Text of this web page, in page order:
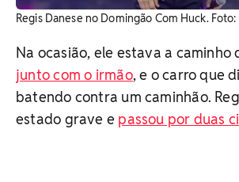
Regis Danese no Domingão Com Huck.
Na ocasião, ele estava a caminho
junto com o irmão, e o carro que
batendo contra um caminhão.
estado grave e passou por duas